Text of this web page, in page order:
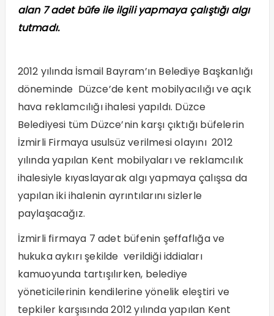
alan 7 adet büfe ile ilgili yapmaya çalıştığı algı
tutmadı.
2012 yılında İsmail Bayram’ın Belediye Başkanlığı
döneminde Düzce’de kent mobilyacılığı ve açık
hava reklamcılığı ihalesi yapıldı. Düzce
Belediyesi tüm Düzce’nin karşı çıktığı büfelerin
İzmirli Firmaya usulsüz verilmesi olayını 2012
yılında yapılan Kent mobilyaları ve reklamcılık
ihalesiyle kıyaslayarak algı yapmaya çalışsa da
yapılan iki ihalenin ayrıntılarını sizlerle
paylaşacağız.
İzmirli firmaya 7 adet büfenin şeffaflığa ve
hukuka aykırı şekilde verildiği iddiaları
kamuoyunda tartışılırken, belediye
yöneticilerinin kendilerine yönelik eleştiri ve
tepkiler karşısında 2012 yılında yapılan Kent